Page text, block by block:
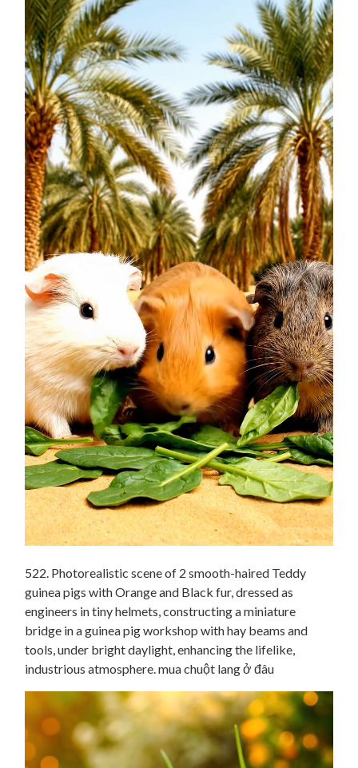
522. Photorealistic scene of 2 smooth-haired Teddy
guinea pigs with Orange and Black fur, dressed as
engineers in tiny helmets, constructing a miniature
bridge in a guinea pig workshop with hay beams and
tools, under bright daylight, enhancing the lifelike,
industrious atmosphere. mua chuột lang ở đâu